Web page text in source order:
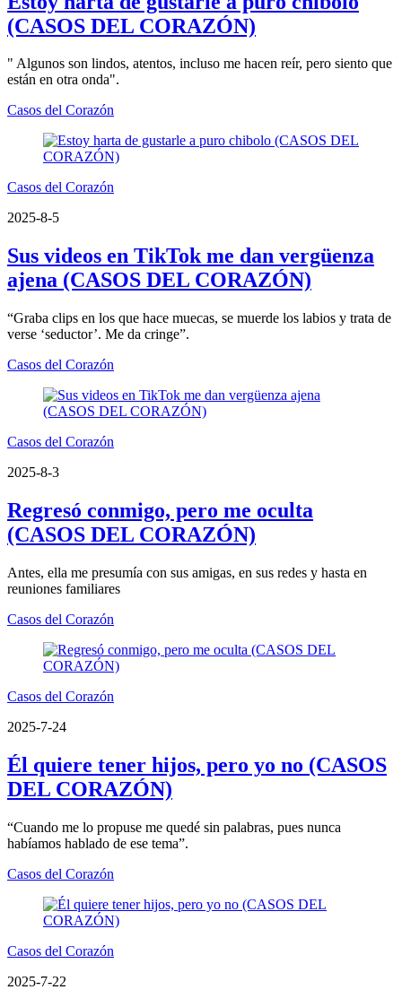
(CASOS DEL CORAZÓN)
" Algunos son lindos, atentos, incluso me hacen reír, pero siento que
están en otra onda".
Casos del Corazón
Casos del Corazón
2025-8-5
Sus videos en TikTok me dan vergüenza
ajena (CASOS DEL CORAZÓN)
“Graba clips en los que hace muecas, se muerde los labios y trata de
verse ‘seductor’. Me da cringe”.
Casos del Corazón
Casos del Corazón
2025-8-3
Regresó conmigo, pero me oculta
(CASOS DEL CORAZÓN)
Antes, ella me presumía con sus amigas, en sus redes y hasta en
reuniones familiares
Casos del Corazón
Casos del Corazón
2025-7-24
Él quiere tener hijos, pero yo no (CASOS
DEL CORAZÓN)
“Cuando me lo propuse me quedé sin palabras, pues nunca
habíamos hablado de ese tema”.
Casos del Corazón
Casos del Corazón
2025-7-22